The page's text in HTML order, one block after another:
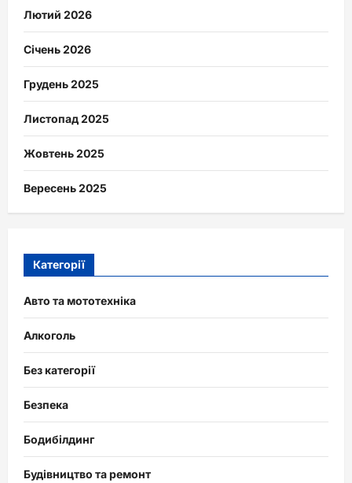
Лютий 2026
Січень 2026
Грудень 2025
Листопад 2025
Жовтень 2025
Вересень 2025
Категорії
Авто та мототехніка
Алкоголь
Без категорії
Безпека
Бодибілдинг
Будівництво та ремонт